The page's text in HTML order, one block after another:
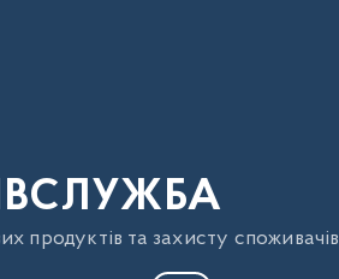
продуктів та захисту споживачів